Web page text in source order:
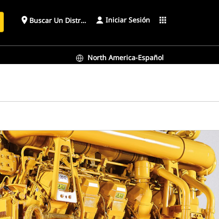
place Buscar Un Distribuidor Iniciar Sesión apps
North America-Español